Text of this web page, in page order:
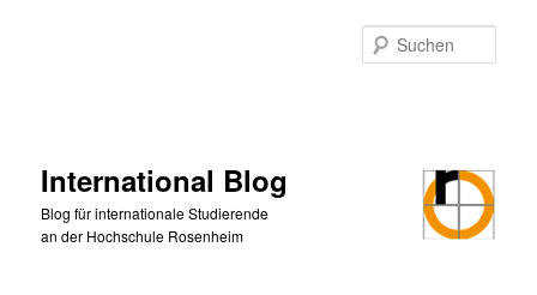
International Blog
Blog für internationale Studierende
an der Hochschule Rosenheim